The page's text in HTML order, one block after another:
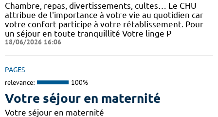
Chambre, repas, divertissements, cultes… Le CHU
attribue de l'importance à votre vie au quotidien car
votre confort participe à votre rétablissement. Pour
un séjour en toute tranquillité Votre linge P
18/06/2026 16:06
PAGES
relevance: 100%
Votre séjour en maternité
Votre séjour en maternité